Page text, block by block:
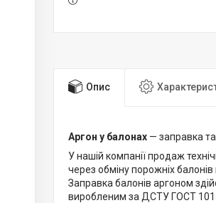
Опис
Аргон у балонах — заправка
У нашій компанії продаж
через обміну порожніх балонів
Заправка балонів аргоном
виробленим за ДСТУ ГОСТ